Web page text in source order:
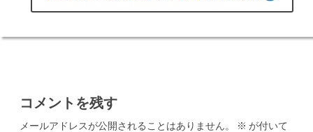
ー
ョ
ン
コメントを残す
メールアドレスが公開されることはありません。 ※ が付いて